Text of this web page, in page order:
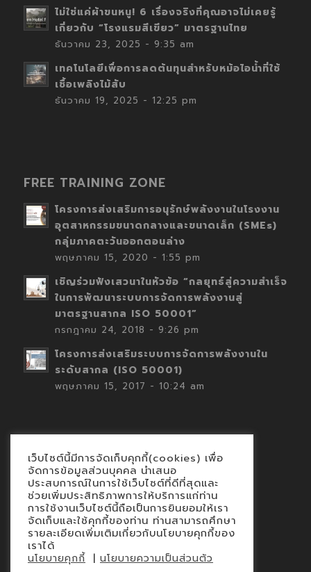
ไม่ใช่แค่ผ้าขนหนู! 6 เรื่องจริงที่คุณอาจไม่เคยรู้
เกี่ยวกับ “โรงแรมสีเขียว” มาตรฐานไทย
ธันวาคม 23, 2025 - 9:35 am
เทคโนโลยีเพื่อการลดต้นทุนสำหรับหม้อไอน้ำที่ใช้
เชื้อเพลิงไม้สับ
ธันวาคม 19, 2025 - 12:25 pm
FREE TRAINING ZONE
โครงการส่งเสริมการอนุรักษ์พลังงานในโรงงาน
อุตสาหกรรมขนาดกลางและขนาดเล็ก (SMEs)
กลุ่มภาคตะวันออกตอนล่าง
พฤษภาคม 15, 2020 - 1:55 pm
เชิญร่วมฟังเสวนาในหัวข้อ “กลยุทธ์สู่ความสำเร็จ
ในการพัฒนาระบบการจัดการพลังงานสู่
มาตรฐานสากล ISO 50001”
กรกฎาคม 24, 2018 - 9:26 pm
โครงการส่งเสริมระบบการจัดการพลังงานใน
ระดับสากล (ISO 50001)
พฤษภาคม 15, 2017 - 10:24 am
Contact
นโยบายคุกกี้
นโยบายข้อมูลส่วนบุคคล
เว็บไซต์นี้มีการจัดเก็บคุกกี้(cookies) เพื่อ
จัดการข้อมูลส่วนบุคคล นำเสนอ
ประสบการณ์ในการใช้เว็บไซต์ที่ดีที่สุดและ
ช่วยเพิ่มประสิทธิภาพการให้บริการแก่ท่าน
การใช้งานเว็บไซต์นี้ถือเป็นการยินยอมให้เรา
จัดเก็บและใช้คุกกี้ของท่าน ท่านสามารถศึกษา
รายละเอียดเพิ่มเติมเกี่ยวกับนโยบายคุกกี้ของ
เราได้
นโยบายคุกกี้ | นโยบายความเป็นส่วนตัว